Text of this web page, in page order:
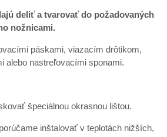
deliť a tvarovať do požadovaných
nožnicami.
páskami, viazacím drôtikom,
alebo nastreľovacími sponami.
špeciálnou okrasnou lištou.
inštalovať v teplotách nižších,